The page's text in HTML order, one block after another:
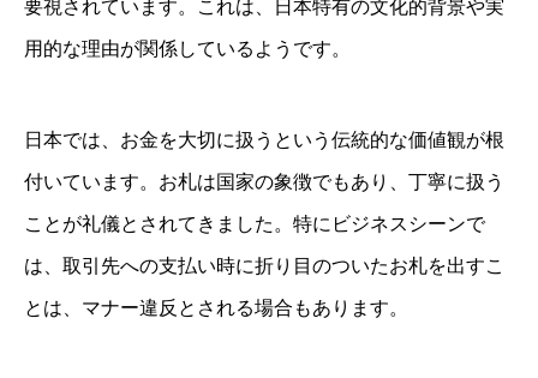
要視されています。これは、日本特有の文化的背景や実
用的な理由が関係しているようです。
日本では、お金を大切に扱うという伝統的な価値観が根
付いています。お札は国家の象徴でもあり、丁寧に扱う
ことが礼儀とされてきました。特にビジネスシーンで
は、取引先への支払い時に折り目のついたお札を出すこ
とは、マナー違反とされる場合もあります。